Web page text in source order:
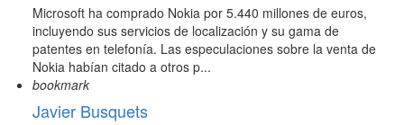
Microsoft ha comprado Nokia por 5.440 millones de euros,
incluyendo sus servicios de localización y su gama de
patentes en telefonía. Las especulaciones sobre la venta de
Nokia habían citado a otros p...
bookmark
Javier Busquets